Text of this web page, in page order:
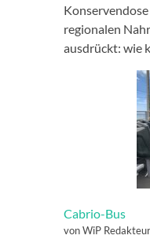
regionalen
ausdrückt: wie
Cabrio-Bus
von WiP